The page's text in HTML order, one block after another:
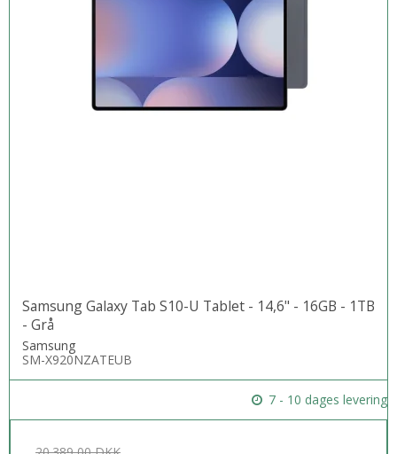
Samsung Galaxy Tab S10-U Tablet - 14,6" - 16GB - 1TB
- Grå
Samsung
SM-X920NZATEUB
7 - 10 dages levering